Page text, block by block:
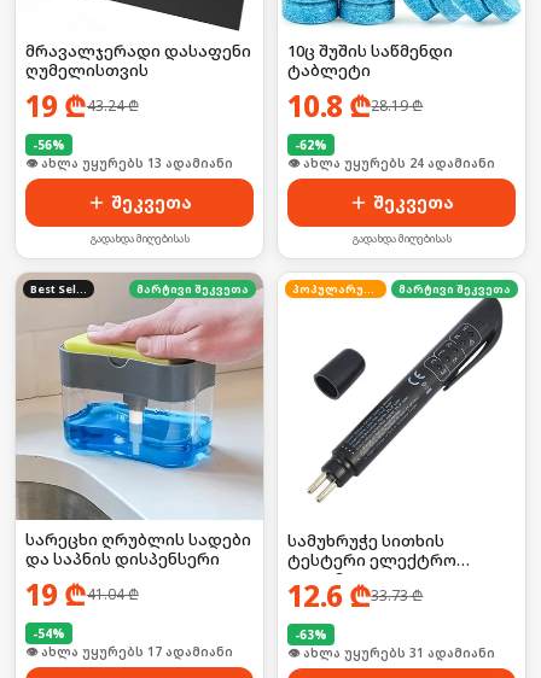
მრავალჯერადი დასაფენი
ღუმელისთვის
19 ₾43.24₾
-56%
🛒 ბოლო 24სთ-ში იყიდა 20-მა
შეკვეთა
გადახდა მიღებისას
10ც შუშის საწმენდი
ტაბლეტი
10.8 ₾28.19₾
-62%
შეკვეთა
გადახდა მიღებისას
Best Seller მარტივი შეკვეთა
სარეცხი ღრუბლის სადები
და საპნის დისპენსერი
19 ₾41.04₾
-54%
პოპულარული მარტივი შეკვეთა
სამუხრუჭე სითხის
ტესტერი ელექტრო
კალამი
12.6 ₾33.73₾
-63%
🛒 ბოლო 24სთ-ში იყიდა 42-მა